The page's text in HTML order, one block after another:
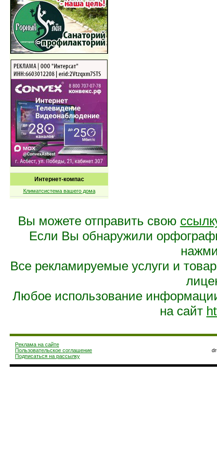
Интернет-компас
Климатсистема вашего дома
Вы можете отправить свою
Если Вы обнаружили
Все рекламируемые услуги и
Любое использование
на сайт
Реклама на сайте
Пользовательское соглашение
Подписаться на рассылку